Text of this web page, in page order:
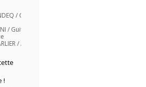
/ Chant
/ Guitare
/ Accordéo..
!